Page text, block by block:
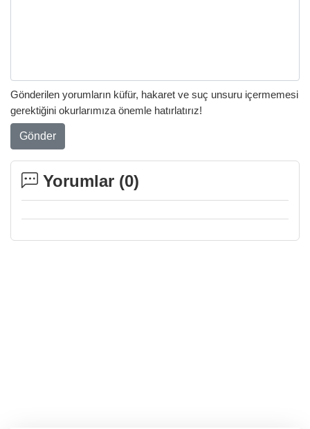
Gönderilen yorumların küfür, hakaret ve suç unsuru içermemesi
gerektiğini okurlarımıza önemle hatırlatırız!
Gönder
Yorumlar (0)